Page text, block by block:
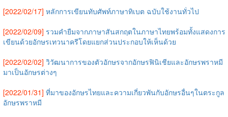
[2022/02/17] หลักการเขียนทับศัพท์ภาษาทิเบต ฉบับใช้งานทั่วไป
[2022/02/09] รวมคำยืมจากภาษาสันสกฤตในภาษาไทยพร้อมทั้งแสดงการ
เขียนด้วยอักษรเทวนาครีโดยแยกส่วนประกอบให้เห็นด้วย
[2022/02/02] วิวัฒนาการของตัวอักษรจากอักษรฟินิเชียและอักษรพราหมี
มาเป็นอักษรต่างๆ
[2022/01/31] ที่มาของอักษรไทยและความเกี่ยวพันกับอักษรอื่นๆในตระกูล
อักษรพราหมี